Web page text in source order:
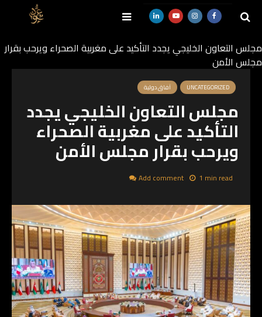
مجلس التعاون الخليجي يجدد التأكيد على مغربية الصحراء ويرحب بقرار
مجلس الأمن
UNCATEGORIZED آفاق دولية
مجلس التعاون الخليجي يجدد
التأكيد على مغربية الصحراء
ويرحب بقرار مجلس الأمن
1 min read
Add comment